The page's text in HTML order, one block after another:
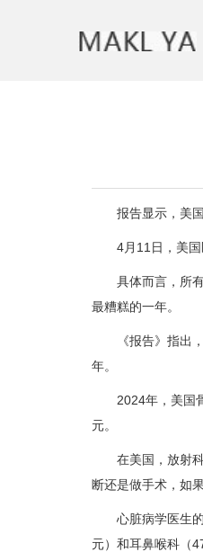
报告显示，美国
4月11日，美国医
具体而言，所有
最糟糕的一年。
《报告》指出，
年。
2024年，美国骨
元。
在美国，放射科
断还是做手术，如
心脏病学医生的
元）和耳鼻喉科（